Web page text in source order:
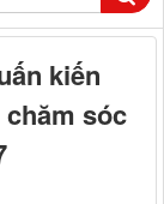
kiến
sóc